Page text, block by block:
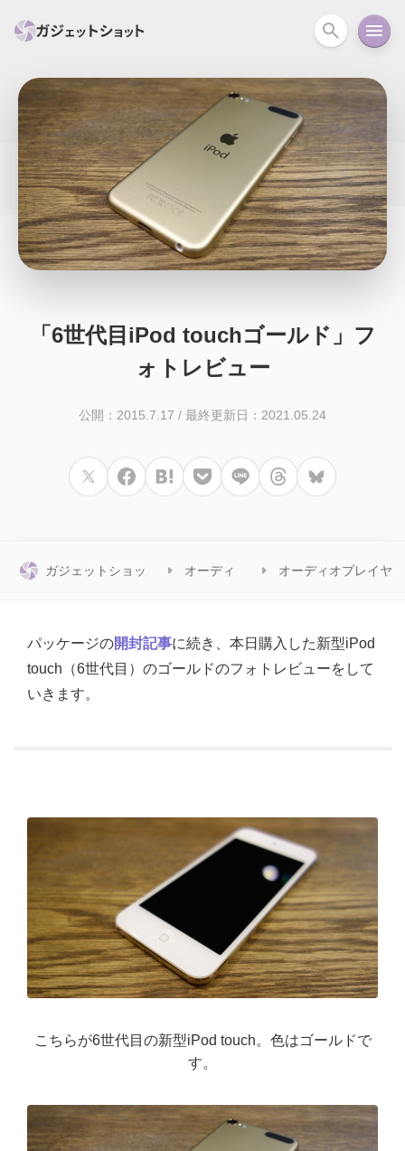
すべて スマホ PC関連 カメラ
セール情報 スマートホーム アクションカメラ カメラ
回線 iPhone iPad Mac Android コラム
ガイド ニュース オーディオ 周辺機器
「6世代目iPod touchゴールド」フ
ォトレビュー
公開：2015.7.17 / 最終更新日：2021.05.24
ガジェットショッ オーディ オーディオプレイヤ
パッケージの開封記事に続き、本日購入した新型iPod
touch（6世代目）のゴールドのフォトレビューをして
いきます。
こちらが6世代目の新型iPod touch。色はゴールドで
す。